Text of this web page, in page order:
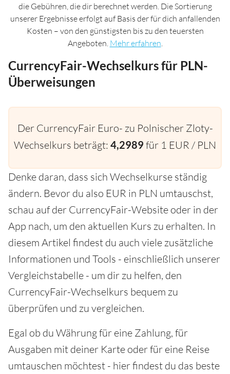
die Gebühren, die dir berechnet werden. Die Sortierung
unserer Ergebnisse erfolgt auf Basis der für dich anfallenden
Kosten – von den günstigsten bis zu den teuersten
Angeboten. Mehr erfahren.
CurrencyFair-Wechselkurs für PLN-
Überweisungen
Der CurrencyFair Euro- zu Polnischer Zloty-
Wechselkurs beträgt: 4,2989 für 1 EUR / PLN
Denke daran, dass sich Wechselkurse ständig
ändern. Bevor du also EUR in PLN umtauschst,
schau auf der CurrencyFair-Website oder in der
App nach, um den aktuellen Kurs zu erhalten. In
diesem Artikel findest du auch viele zusätzliche
Informationen und Tools - einschließlich unserer
Vergleichstabelle - um dir zu helfen, den
CurrencyFair-Wechselkurs bequem zu
überprüfen und zu vergleichen.
Egal ob du Währung für eine Zahlung, für
Ausgaben mit deiner Karte oder für eine Reise
umtauschen möchtest - hier findest du das beste